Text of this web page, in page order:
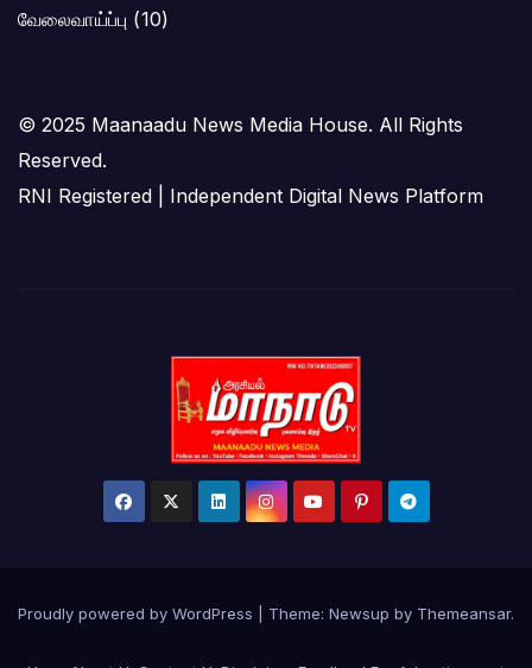
வேலைவாய்ப்பு (10)
© 2025 Maanaadu News Media House. All Rights
Reserved.
RNI Registered | Independent Digital News Platform
Proudly powered by WordPress Theme: Newsup by Themeansar.